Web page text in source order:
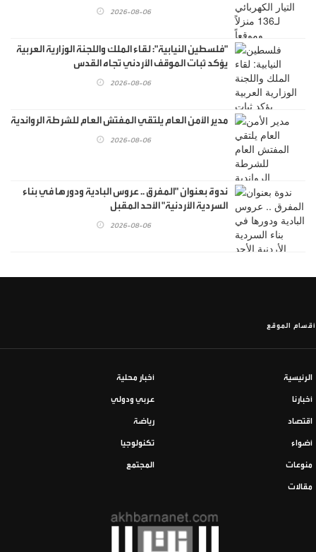
2026-08-06
"فلسطين النيابية": لقاء الملك واللجنة الوزارية العربية
يؤكد ثبات الموقف الأردني تجاه القدس
2026-08-06
مدير الأمن العام يلتقي المفتش العام للشرطة الرواندية
2026-08-06
ندوة بعنوان "المفرق .. عروس البادية ودورها في بناء
السردية الأردنية" الأحد المقبل
2026-08-06
أقسام الموقع
الرئيسية أخبار محلية
أخبارنا عربي ودولي
اقتصاد رياضة
أضواء تكنولوجيا
منوعات المجتمع
مقالات